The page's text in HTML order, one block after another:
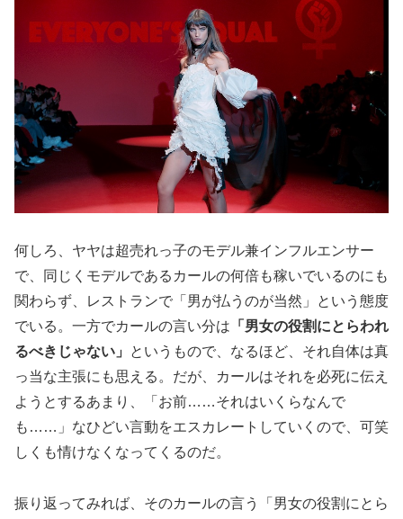
何しろ、ヤヤは超売れっ子のモデル兼インフルエンサー
で、同じくモデルであるカールの何倍も稼いでいるのにも
関わらず、レストランで「男が払うのが当然」という態度
でいる。一方でカールの言い分は 「男女の役割にとらわれ
るべきじゃない」
というもので、なるほど、それ自体は真
っ当な主張にも思える。だが、カールはそれを必死に伝え
ようとするあまり、「お前……それはいくらなんで
も……」なひどい言動をエスカレートしていくので、可笑
しくも情けなくなってくるのだ。
振り返ってみれば、そのカールの言う「男女の役割にとら